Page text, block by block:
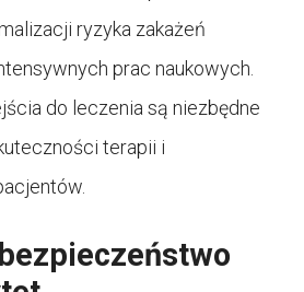
ryzyka zakażeń
prac naukowych.
do leczenia są niezbędne
terapii i